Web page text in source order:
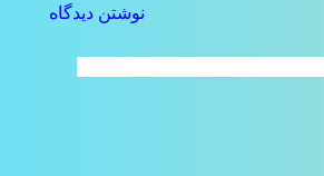
نوشتن دیدگاه